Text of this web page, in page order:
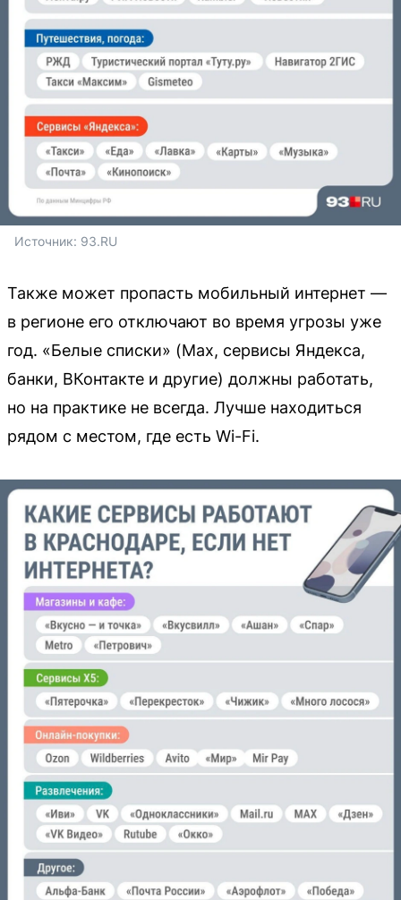
Источник: 93.RU
Также может пропасть мобильный интернет —
в регионе его отключают во время угрозы уже
год. «Белые списки» (Max, сервисы Яндекса,
банки, ВКонтакте и другие) должны работать,
но на практике не всегда. Лучше находиться
рядом с местом, где есть Wi-Fi.